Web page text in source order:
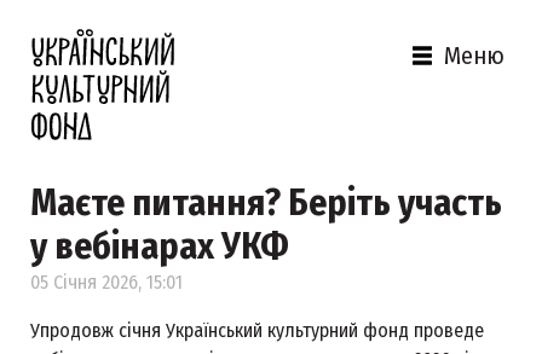
Меню
Маєте питання? Беріть участь
у вебінарах УКФ
05 Січня 2026, 15:01
Упродовж січня Український культурний фонд проведе